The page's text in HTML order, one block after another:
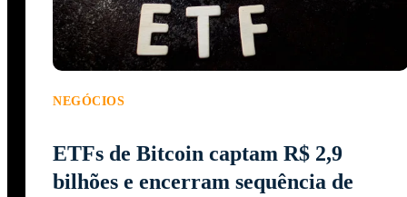
NEGÓCIOS
ETFs de Bitcoin captam R$ 2,9
bilhões e encerram sequência de